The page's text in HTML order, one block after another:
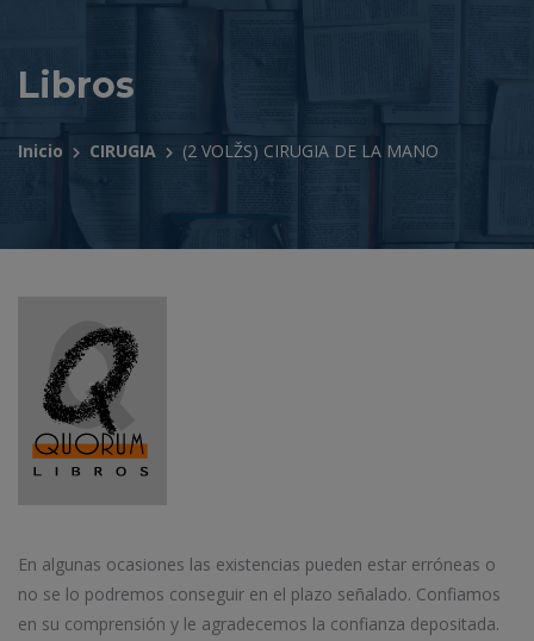
Libros
Inicio CIRUGIA (2 VOLŽS) CIRUGIA DE LA MANO
En algunas ocasiones las existencias pueden estar erróneas o
no se lo podremos conseguir en el plazo señalado. Confiamos
en su comprensión y le agradecemos la confianza depositada.